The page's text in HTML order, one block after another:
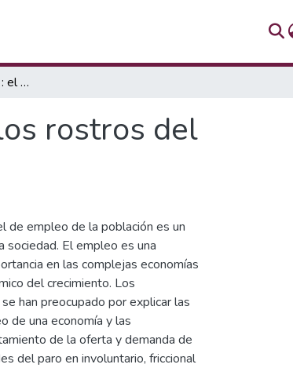
La problemática social : el empleo y los rostros del desempleo
rostros del
de empleo de la población es un
sociedad. El empleo es una
en las complejas economías
del crecimiento. Los
han preocupado por explicar las
de una economía y las
de la oferta y demanda de
del paro en involuntario, friccional